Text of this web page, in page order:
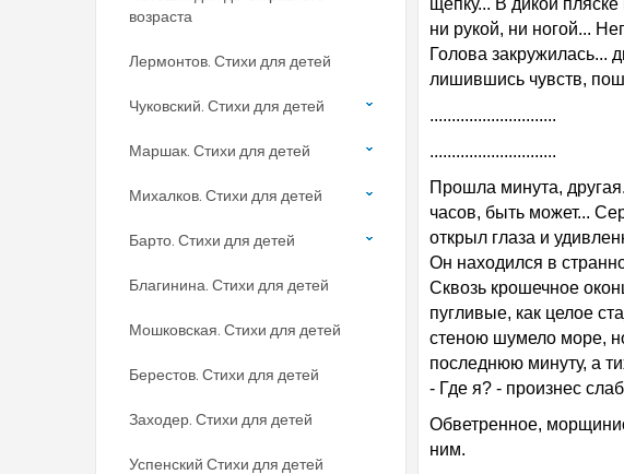
щепку... В дикой
ни рукой, ни ногой...
Голова закружилась...
лишившись чувств,
.............................
.............................
Прошла минута,
часов, быть может...
открыл глаза и
Он находился в
Сквозь крошечное
пугливые, как целое
стеною шумело море,
последнюю минуту, а
- Где я? - произнес
Обветренное,
ним.
возраста
Лермонтов. Стихи для детей
Чуковский. Стихи для детей
Маршак. Стихи для детей
Михалков. Стихи для детей
Барто. Стихи для детей
Благинина. Стихи для детей
Мошковская. Стихи для детей
Берестов. Стихи для детей
Заходер. Стихи для детей
Успенский Стихи для детей